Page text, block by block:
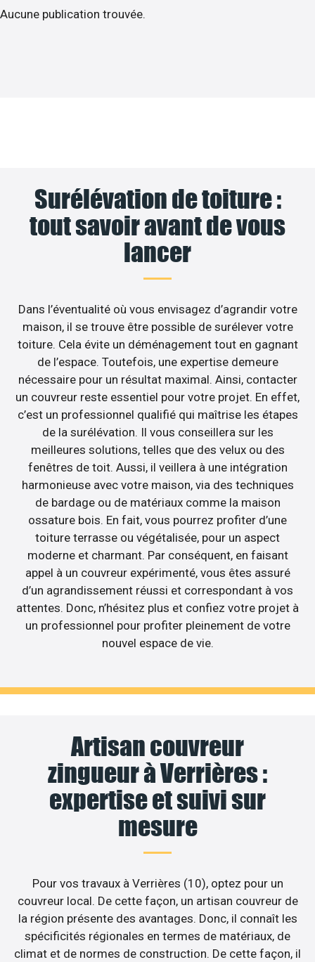
Aucune publication trouvée.
Surélévation de toiture :
tout savoir avant de vous
lancer
Dans l’éventualité où vous envisagez d’agrandir votre
maison, il se trouve être possible de surélever votre
toiture. Cela évite un déménagement tout en gagnant
de l’espace. Toutefois, une expertise demeure
nécessaire pour un résultat maximal. Ainsi, contacter
un couvreur reste essentiel pour votre projet. En effet,
c’est un professionnel qualifié qui maîtrise les étapes
de la surélévation. Il vous conseillera sur les
meilleures solutions, telles que des velux ou des
fenêtres de toit. Aussi, il veillera à une intégration
harmonieuse avec votre maison, via des techniques
de bardage ou de matériaux comme la maison
ossature bois. En fait, vous pourrez profiter d’une
toiture terrasse ou végétalisée, pour un aspect
moderne et charmant. Par conséquent, en faisant
appel à un couvreur expérimenté, vous êtes assuré
d’un agrandissement réussi et correspondant à vos
attentes. Donc, n’hésitez plus et confiez votre projet à
un professionnel pour profiter pleinement de votre
nouvel espace de vie.
Artisan couvreur
zingueur à Verrières :
expertise et suivi sur
mesure
Pour vos travaux à Verrières (10), optez pour un
couvreur local. De cette façon, un artisan couvreur de
la région présente des avantages. Donc, il connaît les
spécificités régionales en termes de matériaux, de
climat et de normes de construction. De cette façon, il